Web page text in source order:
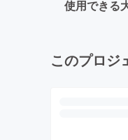
使用できる
このプロジ